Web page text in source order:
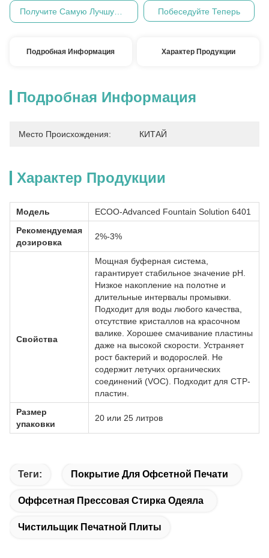
Побеседуйте Теперь
Подробная Информация Характер Продукции
Подробная Информация
Место Происхождения: КИТАЙ
Характер Продукции
Модель
ECOO-Advanced Fountain Solution 6401
Рекомендуемая
дозировка
2%-3%
Свойства
Мощная буферная система,
гарантирует стабильное значение pH.
Низкое накопление на полотне и
длительные интервалы промывки.
Подходит для воды любого качества,
отсутствие кристаллов на красочном
валике. Хорошее смачивание пластины
даже на высокой скорости. Устраняет
рост бактерий и водорослей. Не
содержит летучих органических
соединений (VOC). Подходит для CTP-
пластин.
Размер
упаковки
20 или 25 литров
Теги: Покрытие Для Офсетной Печати
Оффсетная Прессовая Стирка Одеяла
Чистильщик Печатной Плиты